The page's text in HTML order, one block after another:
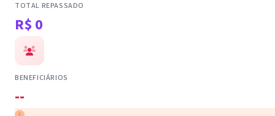
TOTAL REPASSADO
R$ 0
BENEFICIÁRIOS
--